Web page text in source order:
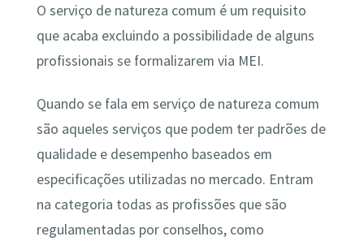
O serviço de natureza comum é um requisito
que acaba excluindo a possibilidade de alguns
profissionais se formalizarem via MEI.
Quando se fala em serviço de natureza comum
são aqueles serviços que podem ter padrões de
qualidade e desempenho baseados em
especificações utilizadas no mercado. Entram
na categoria todas as profissões que são
regulamentadas por conselhos, como